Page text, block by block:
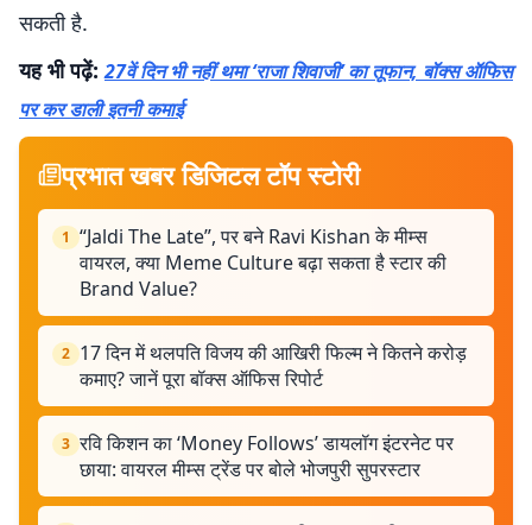
सकती है.
यह भी पढ़ें: 27वें दिन भी नहीं थमा ‘राजा शिवाजी’ का तूफान, बॉक्स ऑफिस
पर कर डाली इतनी कमाई
प्रभात खबर डिजिटल टॉप स्टोरी
1 “Jaldi The Late”, पर बने Ravi Kishan के मीम्स
वायरल, क्या Meme Culture बढ़ा सकता है स्टार की
Brand Value?
2 17 दिन में थलपति विजय की आखिरी फिल्म ने कितने करोड़
कमाए? जानें पूरा बॉक्स ऑफिस रिपोर्ट
3 रवि किशन का ‘Money Follows’ डायलॉग इंटरनेट पर
छाया: वायरल मीम्स ट्रेंड पर बोले भोजपुरी सुपरस्टार